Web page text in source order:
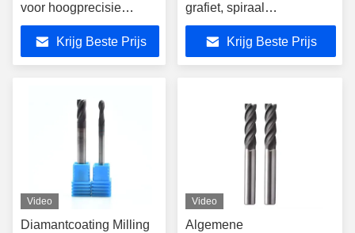
voor hoogprecisie
metaalfrezen
Krijg Beste Prijs
grafiet, spiraal
freesmachine CNC-router
bits Algemene
hogesnelheidssnijden
Krijg Beste Prijs
Video
Diamantcoating Milling
Video
Algemene